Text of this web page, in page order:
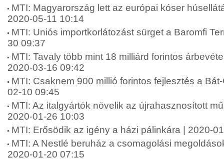
MTI: Magyarország lett az európai kóser
2020-05-11 10:14
MTI: Uniós importkorlátozást sürget a Baromfi
30 09:37
MTI: Tavaly több mint 18 milliárd forintos
2020-03-16 09:42
MTI: Csaknem 900 millió forintos fejlesztés a
02-10 09:45
MTI: Az italgyártók növelik az újrahasznosított
2020-01-26 10:03
MTI: Erősödik az igény a házi pálinkára | 2020-
MTI: A Nestlé beruház a csomagolási
2020-01-20 07:15